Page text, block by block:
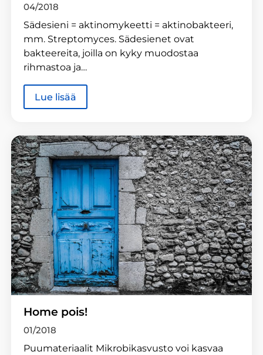
04/2018
Sädesieni = aktinomykeetti = aktinobakteeri,
mm. Streptomyces. Sädesienet ovat
bakteereita, joilla on kyky muodostaa
rihmastoa ja…
Lue lisää
Home pois!
01/2018
Puumateriaalit Mikrobikasvusto voi kasvaa